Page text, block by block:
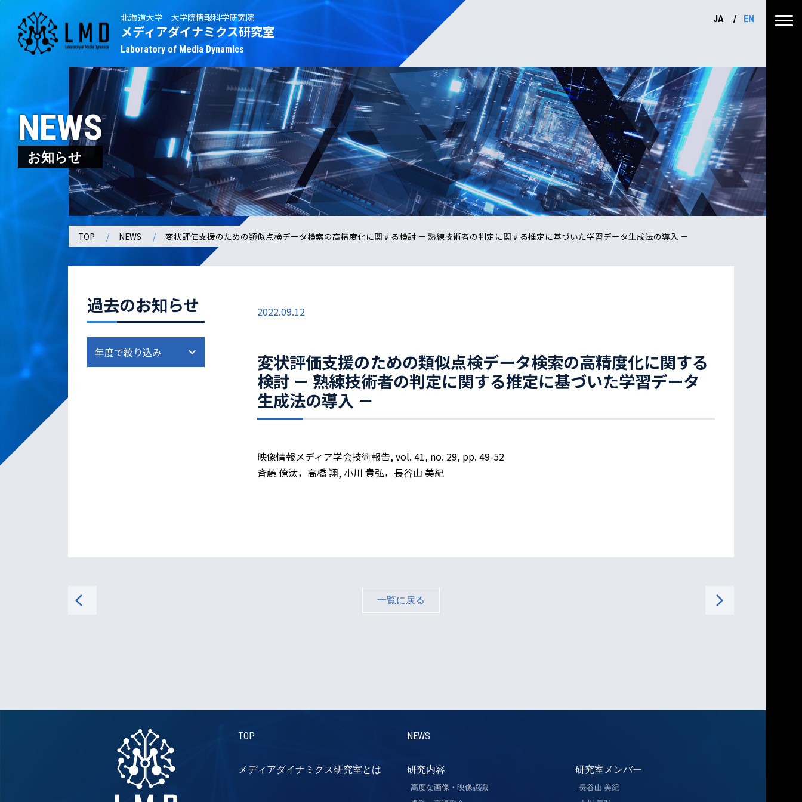
北海道大学 大学院情報科学研究院
メディアダイナミクス研究室
Laboratory of Media Dynamics
JA EN
NEWS
お知らせ
TOP NEWS 変状評価支援のための類似点検データ検索の高精度化に関する検討 － 熟練技術者の判定に関する推定に基づいた学習データ生成法の導入 －
過去のお知らせ 2022.09.12
変状評価支援のための類似点検データ検索の高精度化に関する
検討 － 熟練技術者の判定に関する推定に基づいた学習データ
生成法の導入 －
映像情報メディア学会技術報告, vol. 41, no. 29, pp. 49-52
斉藤 僚汰，高橋 翔, 小川 貴弘，長谷山 美紀
arrow_back_ios 一覧に戻る arrow_forward_ios
TOP NEWS
メディアダイナミクス研究室とは 研究内容
高度な画像・映像認識
研究室メンバー
長谷山 美紀